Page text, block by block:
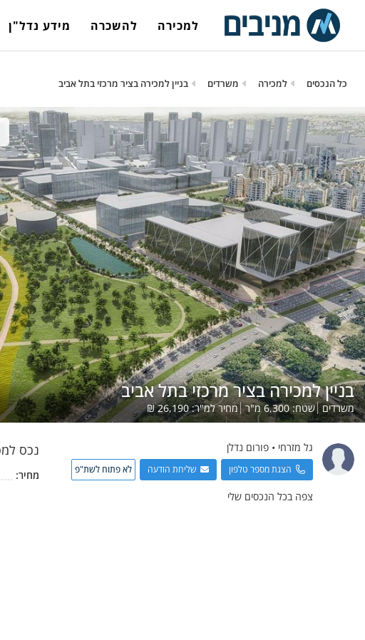
למכירה להשכרה מידע נדל"ן
כל הנכסים למכירה משרדים בניין למכירה בציר מרכזי בתל אביב
בניין למכירה בציר מרכזי בתל אביב
משרדים שטח:6,300מ"ר מחיר למ"ר:26,190
₪
גל מזרחי • פורום נדלן
הצגת מספר טלפון שליחת הודעה לא פתוח לשת"פ
צפה בכל הנכסים שלי
נכס
מחיר: